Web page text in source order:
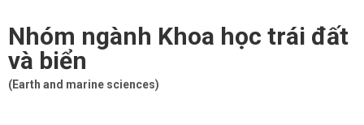
Nhóm ngành Khoa học trái đất
và biển
(Earth and marine sciences)